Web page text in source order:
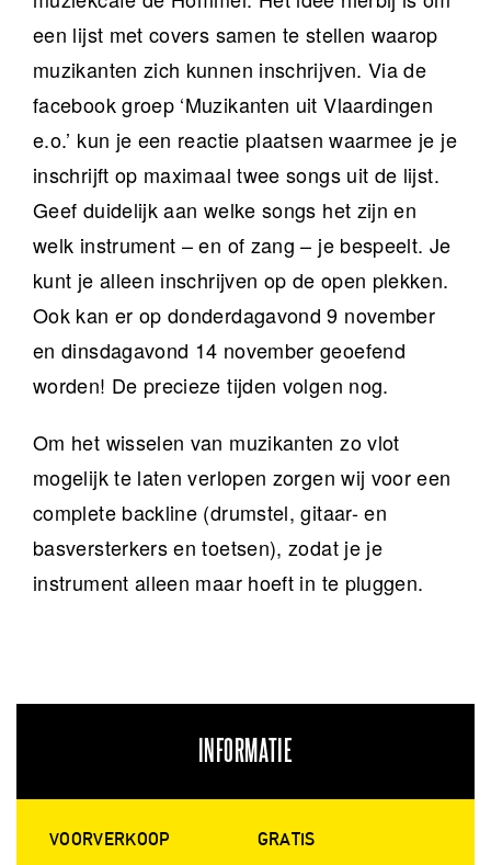
een lijst met covers samen te stellen waarop
muzikanten zich kunnen inschrijven. Via de
facebook groep ‘Muzikanten uit Vlaardingen
e.o.’ kun je een reactie plaatsen waarmee je je
inschrijft op maximaal twee songs uit de lijst.
Geef duidelijk aan welke songs het zijn en
welk instrument – en of zang – je bespeelt. Je
kunt je alleen inschrijven op de open plekken.
Ook kan er op donderdagavond 9 november
en dinsdagavond 14 november geoefend
worden! De precieze tijden volgen nog.
Om het wisselen van muzikanten zo vlot
mogelijk te laten verlopen zorgen wij voor een
complete backline (drumstel, gitaar- en
basversterkers en toetsen), zodat je je
instrument alleen maar hoeft in te pluggen.
INFORMATIE
VOORVERKOOP GRATIS